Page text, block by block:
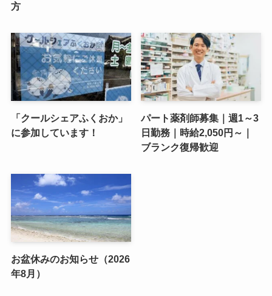
方
「クールシェアふくおか」
に参加しています！
パート薬剤師募集｜週1～3
日勤務｜時給2,050円～｜
ブランク復帰歓迎
お盆休みのお知らせ（2026
年8月）